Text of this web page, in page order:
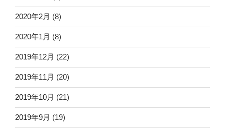
2020年2月 (8)
2020年1月 (8)
2019年12月 (22)
2019年11月 (20)
2019年10月 (21)
2019年9月 (19)